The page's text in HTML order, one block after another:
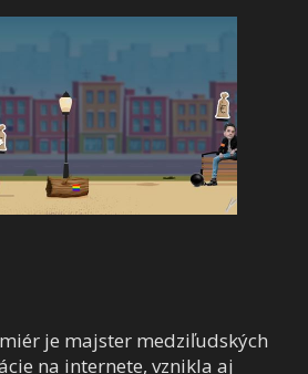
je majster medziľudských
na internete, vznikla aj